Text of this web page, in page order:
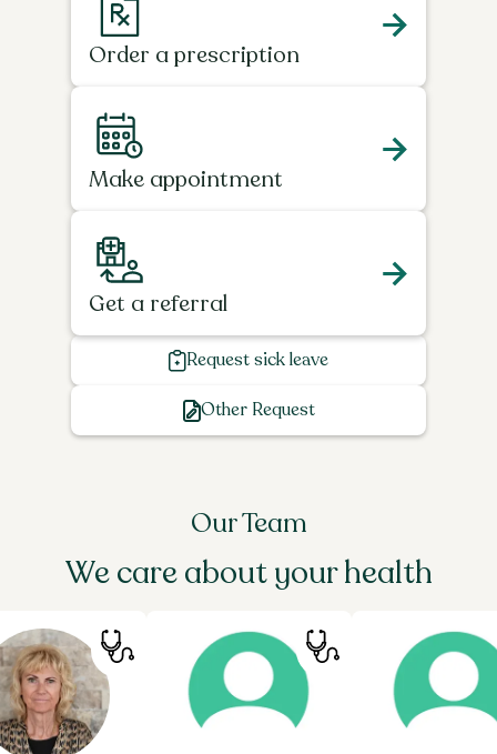
Order a prescription
Make appointment
Get a referral
Request sick leave
Other Request
Our Team
We care about your health